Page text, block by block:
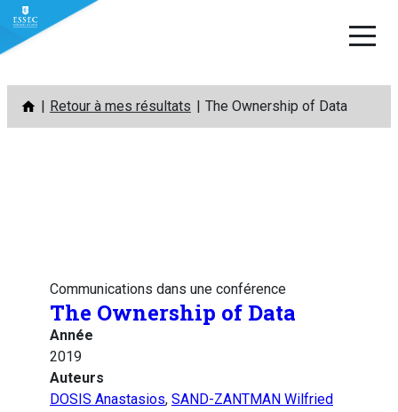
Aller
contenu
Retour à mes résultats The Ownership of Data
Communications dans une conférence
The Ownership of Data
Année
2019
Auteurs
DOSIS Anastasios, SAND-ZANTMAN Wilfried